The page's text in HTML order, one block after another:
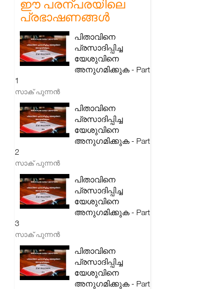
ഈ പരന്പരയിലെ
പ്രഭാഷണങ്ങൾ
പിതാവിനെ
പ്രസാദിപ്പിച്ച
യേശുവിനെ
അനുഗമിക്കുക - Part
1
സാക് പുന്നൻ
പിതാവിനെ
പ്രസാദിപ്പിച്ച
യേശുവിനെ
അനുഗമിക്കുക - Part
2
സാക് പുന്നൻ
പിതാവിനെ
പ്രസാദിപ്പിച്ച
യേശുവിനെ
അനുഗമിക്കുക - Part
3
സാക് പുന്നൻ
പിതാവിനെ
പ്രസാദിപ്പിച്ച
യേശുവിനെ
അനുഗമിക്കുക - Part